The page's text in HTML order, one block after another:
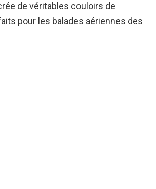
de véritables couloirs de
pour les balades aériennes des